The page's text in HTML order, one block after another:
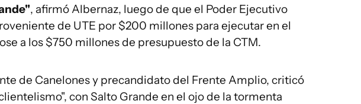
, afirmó Albernaz, luego de que el Poder Ejecutivo
de UTE por $200 millones para ejecutar en el
a los $750 millones de presupuesto de la CTM.
de Canelones y precandidato del Frente Amplio, criticó
con Salto Grande en el ojo de la tormenta